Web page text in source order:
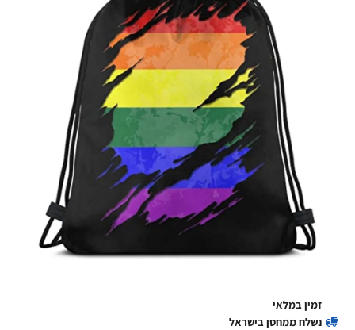
זמין במלאי
נשלח ממחסן בישראל